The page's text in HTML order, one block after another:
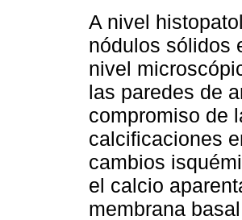
A nivel
nódulos sólidos
nivel
las paredes de
compromiso de
calcificaciones
cambios
el calcio
membrana